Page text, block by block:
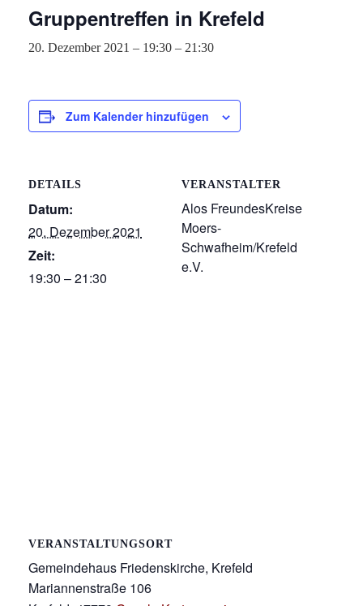
Gruppentreffen in Krefeld
20. Dezember 2021 – 19:30 – 21:30
Zum Kalender hinzufügen
DETAILS
Datum:
20. Dezember 2021
Zeit:
19:30 – 21:30
VERANSTALTER
Alos FreundesKreise
Moers-
Schwafheim/Krefeld
e.V.
VERANSTALTUNGSORT
Gemeindehaus Friedenskirche, Krefeld
Mariannenstraße 106